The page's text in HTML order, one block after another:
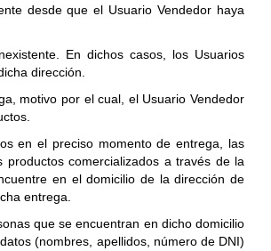
desde que el Usuario Vendedor haya
En dichos casos, los Usuarios
dirección.
motivo por el cual, el Usuario Vendedor
en el preciso momento de entrega, las
comercializados a través de la
en el domicilio de la dirección de
entrega.
que se encuentran en dicho domicilio
(nombres, apellidos, número de DNI)